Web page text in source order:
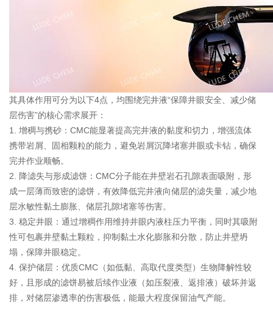
其具体作用可分为以下4点，均围绕完井液“保障井眼安全、减少储
层伤害”的核心需求展开：
1. 增稠与携砂：CMC能显著提高完井液的黏度和切力，增强流体
携带岩屑、固相颗粒的能力，避免岩屑沉降堵塞井眼或卡钻，确保
完井作业顺畅。
2. 降滤失与形成滤饼：CMC分子能在井壁岩石孔隙表面吸附，形
成一层薄而致密的滤饼，有效降低完井液向储层的滤失量，减少地
层水敏性黏土膨胀、储层孔隙堵塞等伤害。
3. 稳定井眼：通过增稠作用维持井眼内液柱压力平衡，同时其吸附
性可包裹井壁黏土颗粒，抑制黏土水化膨胀和分散，防止井壁坍
塌，保障井眼稳定。
4. 保护储层：优质CMC（如低黏、高取代度类型）生物降解性较
好，且形成的滤饼易被后续作业液（如压裂液、返排液）破坏并返
排，对储层渗透率的伤害极低，能最大程度保留油气产能。